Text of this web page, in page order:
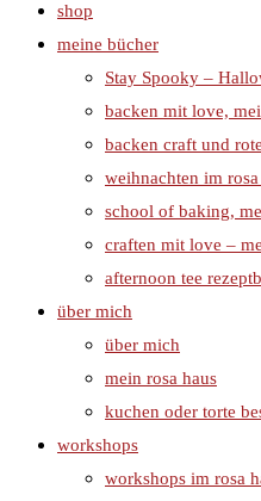
shop
meine bücher
Stay Spooky –
backen mit love,
backen craft und
weihnachten im
school of baking,
craften mit love –
afternoon tee
über mich
über mich
mein rosa haus
kuchen oder torte
workshops
workshops im rosa